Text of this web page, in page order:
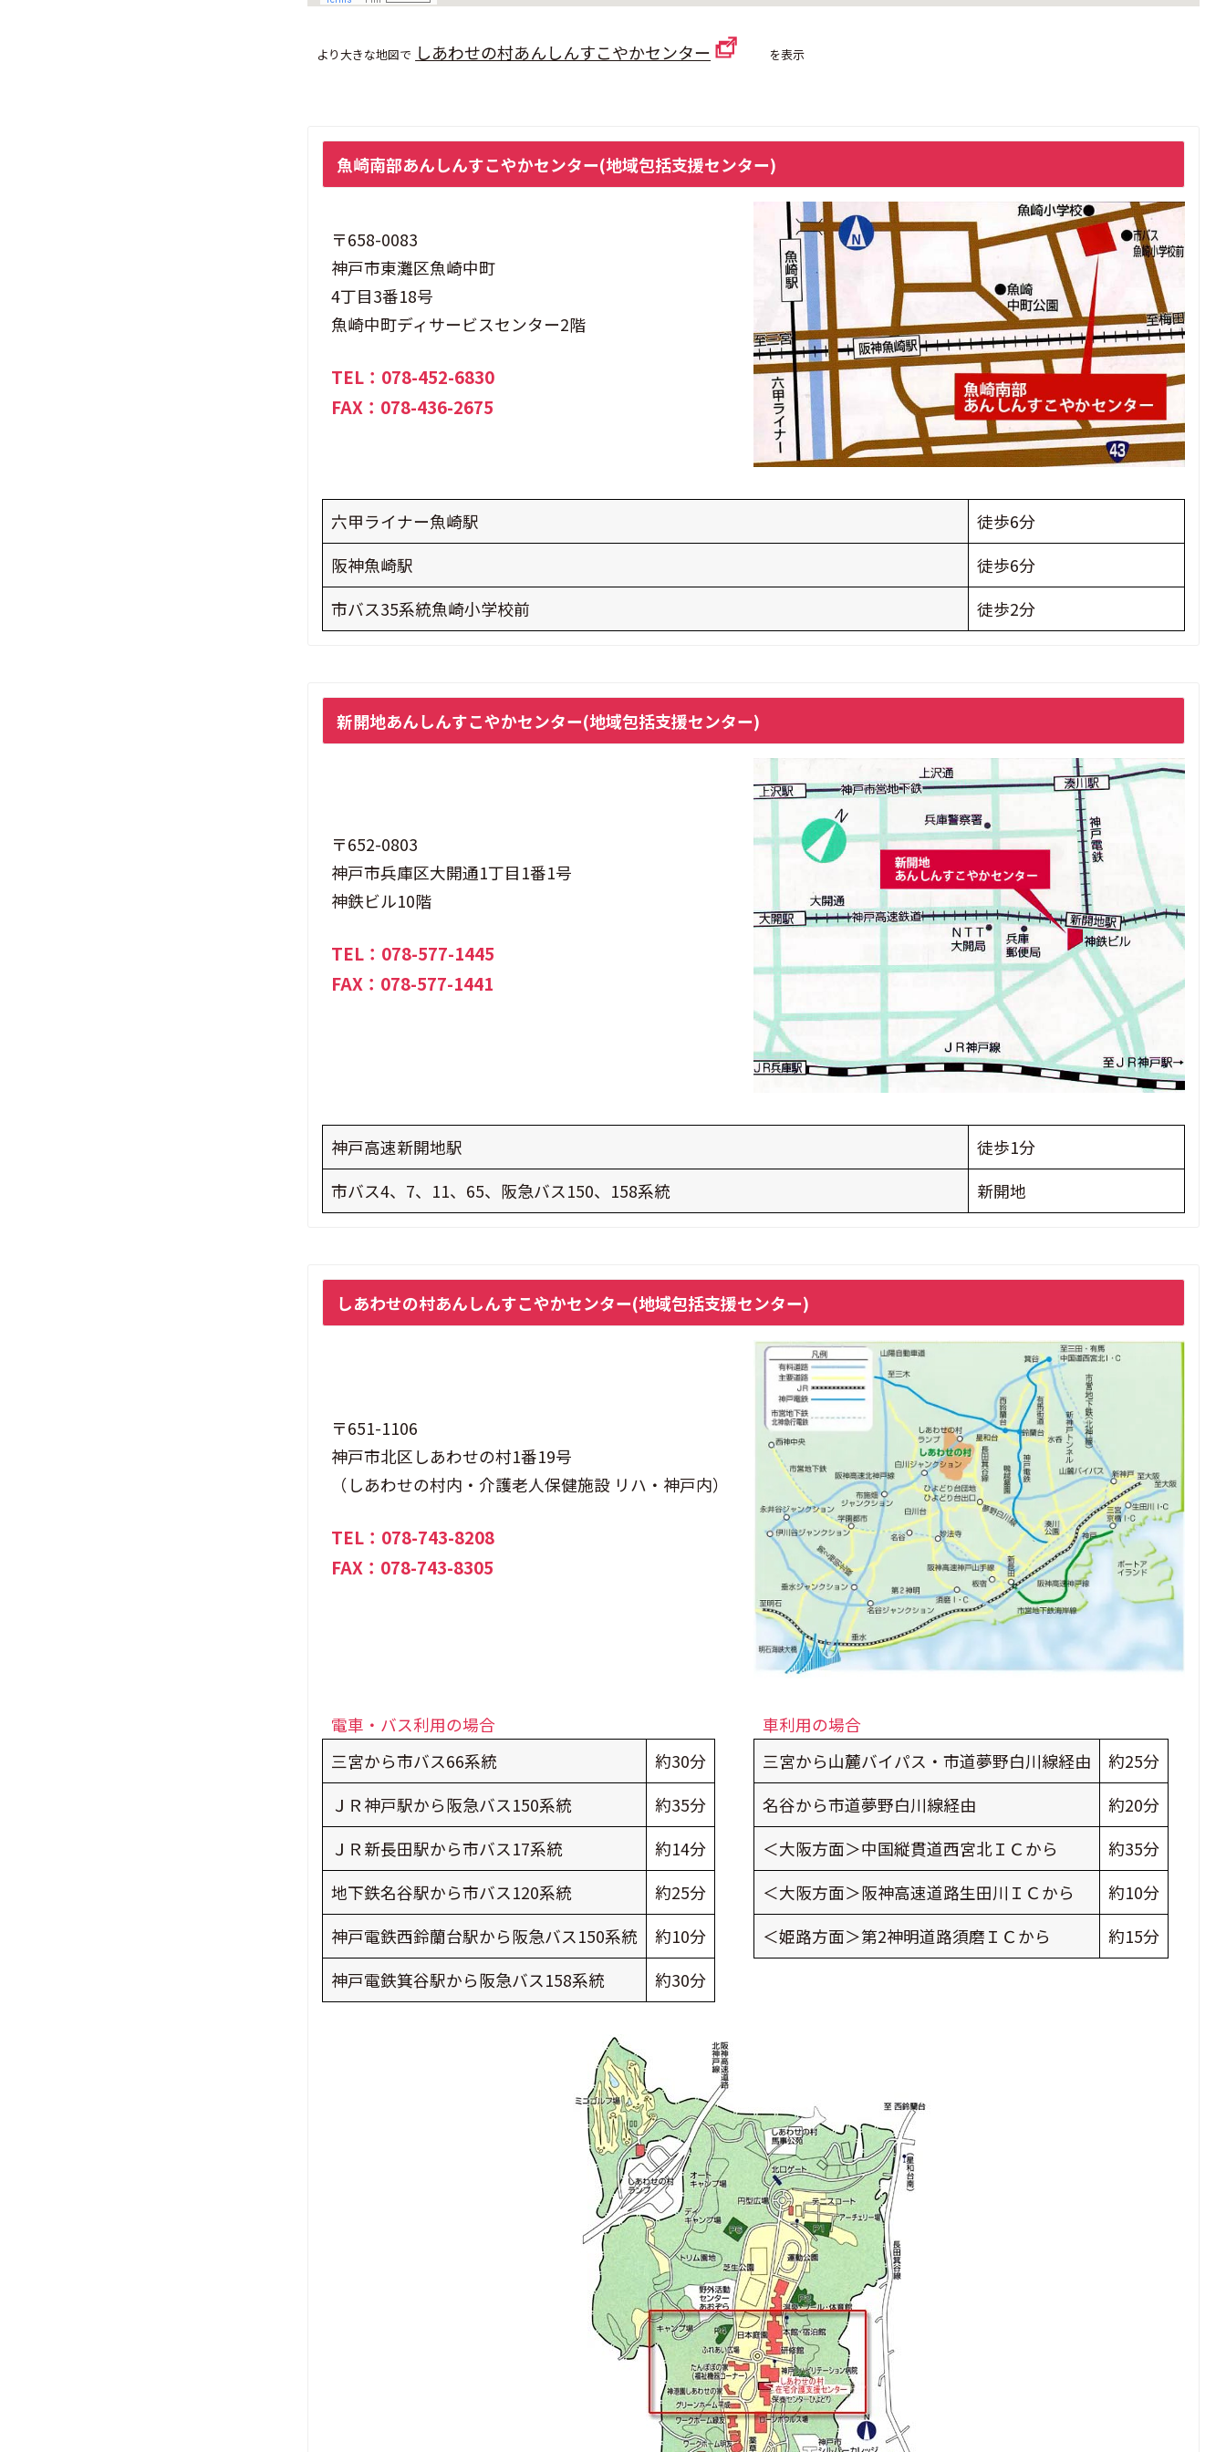
より大きな地図で しあわせの村あんしんすこやかセンター を表示
魚
南
ん
す
や
ン
タ
ー
の
タ
ル
魚崎南部あんしんすこやかセンター(地域包括支援センター)
〒658-0083
神戸市東灘区魚崎中町
4丁目3番18号
魚崎中町ディサービスセンター2階
TEL： 078-452-6830
FAX：078-436-2675
六甲ライナー魚崎駅
徒歩6分
阪神魚崎駅
徒歩6分
市バス35系統魚崎小学校前 徒歩2分
新
ん
す
や
か
の
タ
イ
新開地あんしんすこやかセンター(地域包括支援センター)
〒652-0803
神戸市兵庫区大開通1丁目1番1号
神鉄ビル10階
TEL： 078-577-1445
FAX：078-577-1441
神戸高速新開地駅
徒歩1分
市バス4、7、11、65、阪急バス150、158系統
新開地
し
あ
ん
す
タ
ー
の
ト
ル
しあわせの村あんしんすこやかセンター(地域包括支援センター)
〒651-1106
神戸市北区しあわせの村1番19号
（しあわせの村内・介護老人保健施設 リハ・神戸内）
TEL： 078-743-8208
FAX：078-743-8305
電車・バス利用の場合
三宮から市バス66系統
約30分
ＪＲ神戸駅から阪急バス150系統
約35分
ＪＲ新長田駅から市バス17系統
約14分
地下鉄名谷駅から市バス120系統
約25分
神戸電鉄西鈴蘭台駅から阪急バス150系統
約10分
神戸電鉄箕谷駅から阪急バス158系統
約30分
車利用の場合
三宮から山麓バイパス・市道夢野白川線経由
約25分
名谷から市道夢野白川線経由
約20分
＜大阪方面＞中国縦貫道西宮北ＩＣから
約35分
＜大阪方面＞阪神高速道路生田川ＩＣから
約10分
＜姫路方面＞第2神明道路須磨ＩＣから
約15分